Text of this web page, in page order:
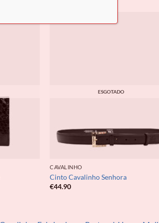
ESGOTADO
CAVALINHO
Cinto Cavalinho Senhora
€44.90